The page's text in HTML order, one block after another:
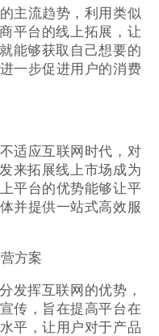
主流趋势，利用类似
平台的线上拓展，让
能够获取自己想要的
一步促进用户的消费
适应互联网时代，对
来拓展线上市场成为
平台的优势能够让平
并提供一站式高效服
方案
发挥互联网的优势，
传，旨在提高平台在
平，让用户对于产品